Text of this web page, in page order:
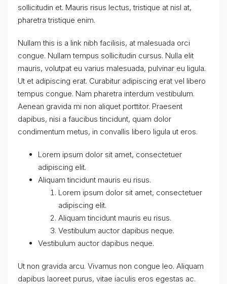
sollicitudin et. Mauris risus lectus, tristique at nisl at,
pharetra tristique enim.
Nullam this is a link nibh facilisis, at malesuada orci
congue. Nullam tempus sollicitudin cursus. Nulla elit
mauris, volutpat eu varius malesuada, pulvinar eu ligula.
Ut et adipiscing erat. Curabitur adipiscing erat vel libero
tempus congue. Nam pharetra interdum vestibulum.
Aenean gravida mi non aliquet porttitor. Praesent
dapibus, nisi a faucibus tincidunt, quam dolor
condimentum metus, in convallis libero ligula ut eros.
Lorem ipsum dolor sit amet, consectetuer
adipiscing elit.
Aliquam tincidunt mauris eu risus.
Lorem ipsum dolor sit amet, consectetuer
adipiscing elit.
Aliquam tincidunt mauris eu risus.
Vestibulum auctor dapibus neque.
Vestibulum auctor dapibus neque.
Ut non gravida arcu. Vivamus non congue leo. Aliquam
dapibus laoreet purus, vitae iaculis eros egestas ac.